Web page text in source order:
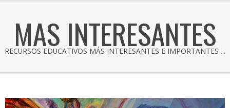
MAS INTERESANTES
RECURSOS EDUCATIVOS MÁS INTERESANTES E IMPORTANTES ...